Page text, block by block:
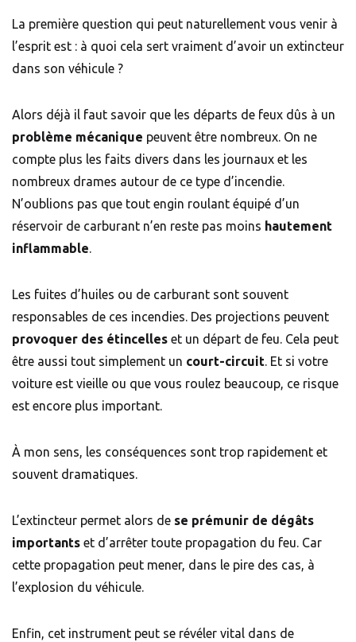
La première question qui peut naturellement vous venir à
l’esprit est : à quoi cela sert vraiment d’avoir un extincteur
dans son véhicule ?
Alors déjà il faut savoir que les départs de feux dûs à un
problème mécanique peuvent être nombreux. On ne
compte plus les faits divers dans les journaux et les
nombreux drames autour de ce type d’incendie.
N’oublions pas que tout engin roulant équipé d’un
réservoir de carburant n’en reste pas moins hautement
inflammable.
Les fuites d’huiles ou de carburant sont souvent
responsables de ces incendies. Des projections peuvent
provoquer des étincelles et un départ de feu. Cela peut
être aussi tout simplement un court-circuit. Et si votre
voiture est vieille ou que vous roulez beaucoup, ce risque
est encore plus important.
À mon sens, les conséquences sont trop rapidement et
souvent dramatiques.
L’extincteur permet alors de se prémunir de dégâts
importants et d’arrêter toute propagation du feu. Car
cette propagation peut mener, dans le pire des cas, à
l’explosion du véhicule.
Enfin, cet instrument peut se révéler vital dans de